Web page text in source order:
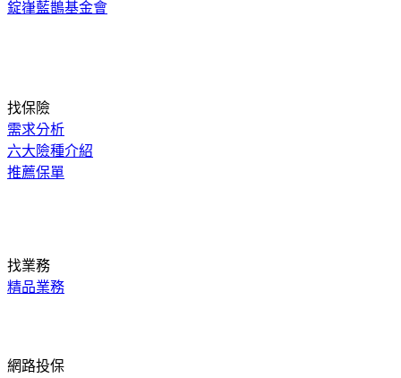
錠嵂藍鵲基金會
找保險
需求分析
六大險種介紹
推薦保單
找業務
精品業務
網路投保